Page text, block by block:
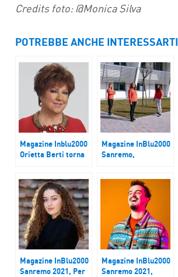
Credits foto: @Monica Silva
POTREBBE ANCHE INTERESSARTI
Magazine Inblu2000
Orietta Berti torna
Magazine InBlu2000
Sanremo,
Reverse
Magazine InBlu2000
Sanremo 2021, Per
Magazine InBlu2000
Sanremo 2021,